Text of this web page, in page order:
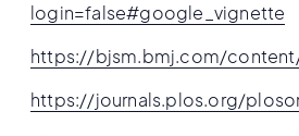
login=false#google_vignette
https://bjsm.bmj.com/content/
https://journals.plos.org/